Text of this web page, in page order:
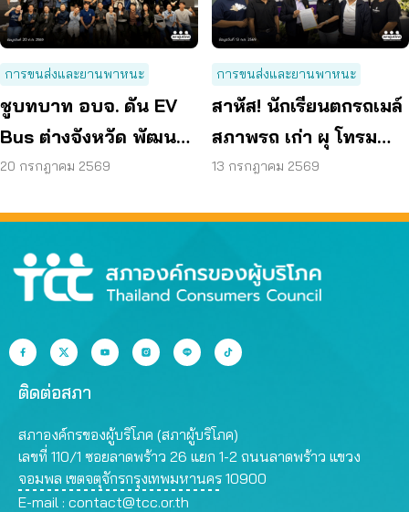
การขนส่งและยานพาหนะ
ชูบทบาท อบจ. ดัน EV
Bus ต่างจังหวัด พัฒนา
ขนส่งสาธารณะไร้รอย
20 กรกฎาคม 2569
การขนส่งและยานพาหนะ
สาหัส! นักเรียนตกรถเมล์
สภาพรถ เก่า ผุ โทรม
ถามหามาตรฐานรถ
13 กรกฎาคม 2569
ติดต่อสภา
สภาองค์กรของผู้บริโภค (สภาผู้บริโภค)
เลขที่ 110/1 ซอยลาดพร้าว 26 แยก 1-2 ถนนลาดพร้าว แขวง
จอมพล เขตจตุจักรกรุงเทพมหานคร 10900
E-mail : contact@tcc.or.th